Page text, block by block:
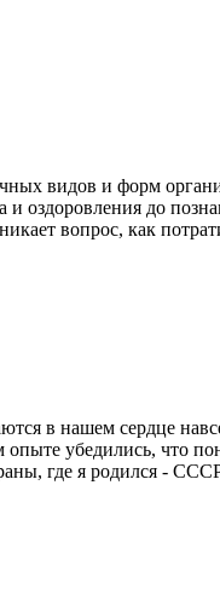
видов и форм
и оздоровления до
вопрос, как
в нашем сердце
убедились, что
где я родился -